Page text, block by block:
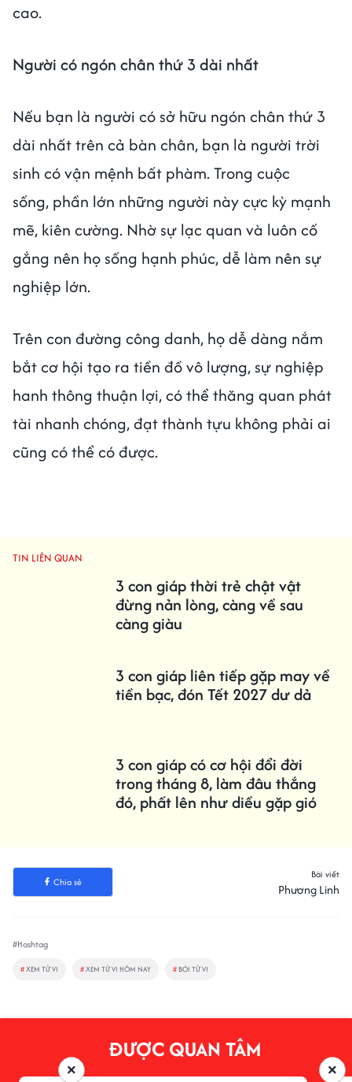
cao.
Người có ngón chân thứ 3 dài nhất
Nếu bạn là người có sở hữu ngón chân thứ 3
dài nhất trên cả bàn chân, bạn là người trời
sinh có vận mệnh bất phàm. Trong cuộc
sống, phần lớn những người này cực kỳ mạnh
mẽ, kiên cường. Nhờ sự lạc quan và luôn cố
gắng nên họ sống hạnh phúc, dễ làm nên sự
nghiệp lớn.
Trên con đường công danh, họ dễ dàng nắm
bắt cơ hội tạo ra tiền đồ vô lượng, sự nghiệp
hanh thông thuận lợi, có thể thăng quan phát
tài nhanh chóng, đạt thành tựu không phải ai
cũng có thể có được.
TIN LIÊN QUAN
3 con giáp thời trẻ chật vật
đừng nản lòng, càng về sau
càng giàu
3 con giáp liên tiếp gặp may về
tiền bạc, đón Tết 2027 dư dả
3 con giáp có cơ hội đổi đời
trong tháng 8, làm đâu thắng
đó, phất lên như diều gặp gió
Chia sẻ
Bài viết
Phương Linh
#Hashtag
#XEM TỬ VI #XEM TỬ VI HÔM NAY # BÓI TỬ VI
ĐƯỢC QUAN TÂM
×
×